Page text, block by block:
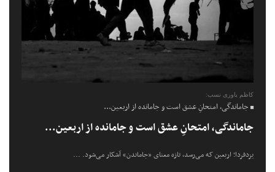
کاظم یاوری نسب:
جاماندگی، امتحانِ عشق است و جامانده از اربعین...
جاماندگی، امتحانِ عشق است و جامانده از اربعین...
یزدفردا؛ اربعین که می‌رسد، تازه معنای «جاماندن» آشکار می‌شود. ...